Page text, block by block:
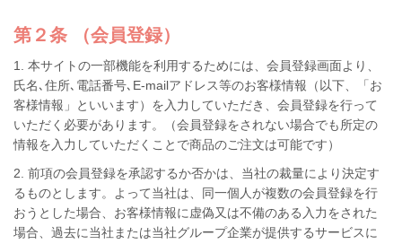
第２条 （会員登録）
1. 本サイトの一部機能を利用するためには、会員登録画面より、
氏名､住所､電話番号､E-mailアドレス等のお客様情報（以下、「お
客様情報」といいます）を入力していただき、会員登録を行って
いただく必要があります。（会員登録をされない場合でも所定の
情報を入力していただくことで商品のご注文は可能です）
2. 前項の会員登録を承認するか否かは、当社の裁量により決定す
るものとします。よって当社は、同一個人が複数の会員登録を行
おうとした場合、お客様情報に虚偽又は不備のある入力をされた
場合、過去に当社または当社グループ企業が提供するサービスに